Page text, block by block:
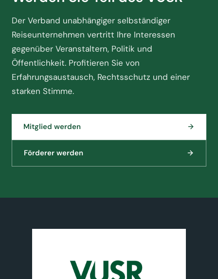
Der Verband unabhängiger selbständiger
Reiseunternehmen vertritt Ihre Interessen
gegenüber Veranstaltern, Politik und
Öffentlichkeit. Profitieren Sie von
Erfahrungsaustausch, Rechtsschutz und einer
starken Stimme.
Mitglied werden
Förderer werden